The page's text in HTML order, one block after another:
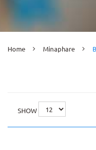
Home Minaphare
SHOW